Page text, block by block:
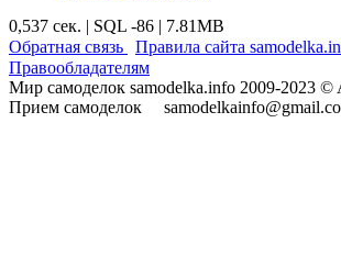
0,537 сек. | SQL -86 | 7.81MB
Обратная связь
Правила сайта
Правообладателям
Мир самоделок samodelka.info 2009-2023 ©
Прием самоделок